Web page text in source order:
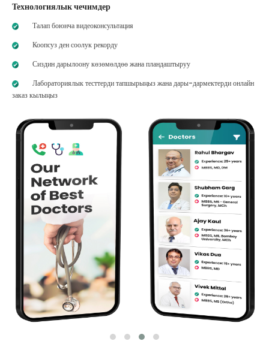
Технологиялык чечимдер
Талап боюнча видеоконсультация
Коопсуз ден соолук рекорду
Сиздин дарылоону көзөмөлдөө жана пландаштыруу
Лабораториялык тесттерди тапшырыңыз жана дары-дармектерди онлайн
заказ кылыңыз